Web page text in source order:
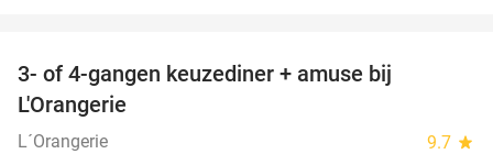
3- of 4-gangen keuzediner + amuse bij
L'Orangerie
L´Orangerie 9.7 star